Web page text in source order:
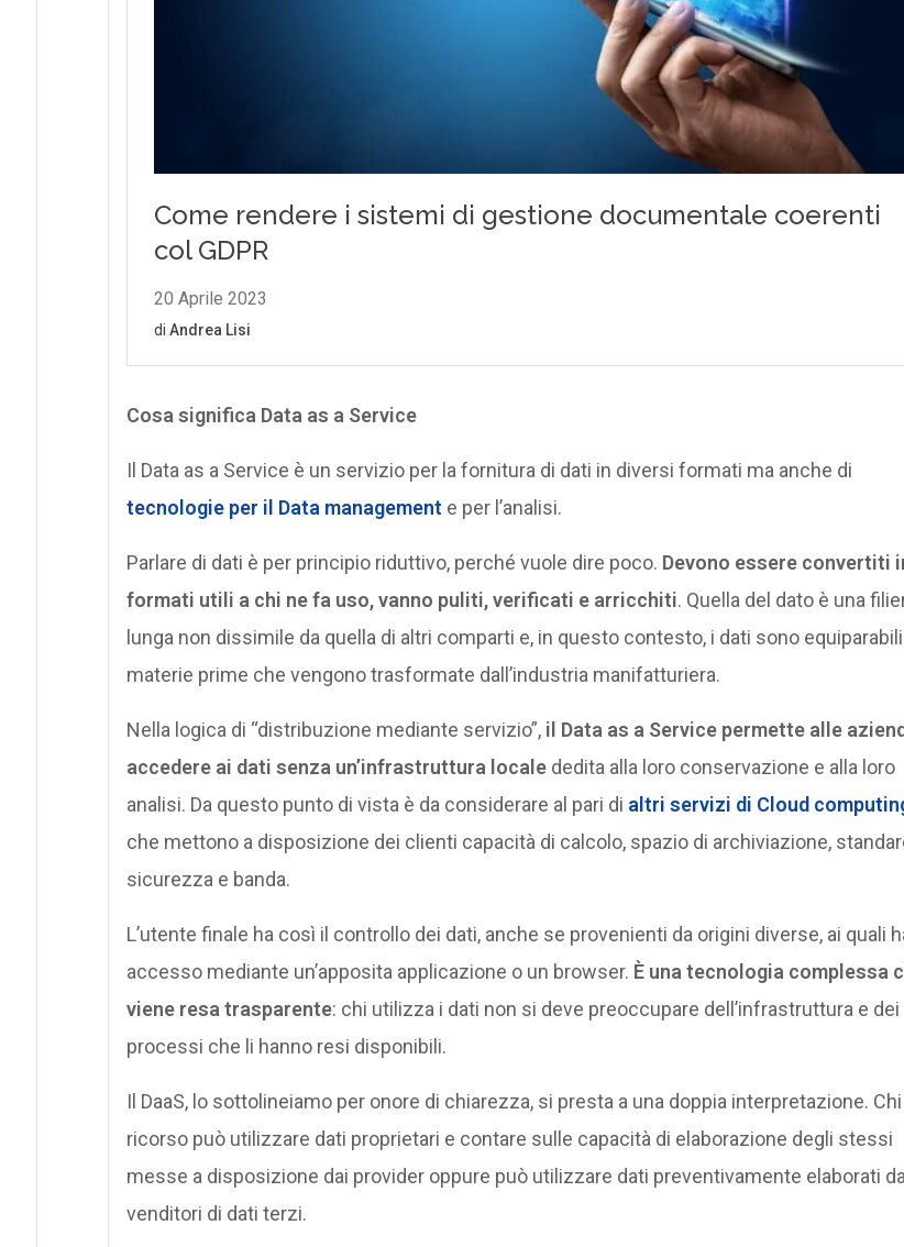
Cosa significa Data as a Service
Il Data as a Service è un servizio per la fornitura di dati in diversi formati ma anche di
tecnologie per il Data management e per l’analisi.
Parlare di dati è per principio riduttivo, perché vuole dire poco. Devono essere convertiti
formati utili a chi ne fa uso, vanno puliti, verificati e arricchiti. Quella del dato è una
lunga non dissimile da quella di altri comparti e, in questo contesto, i dati sono
materie prime che vengono trasformate dall’industria manifatturiera.
Nella logica di “distribuzione mediante servizio”, il Data as a Service permette alle
accedere ai dati senza un’infrastruttura locale dedita alla loro conservazione e alla loro
analisi. Da questo punto di vista è da considerare al pari di altri servizi di Cloud
che mettono a disposizione dei clienti capacità di calcolo, spazio di archiviazione,
sicurezza e banda.
L’utente finale ha così il controllo dei dati, anche se provenienti da origini diverse, ai quali
accesso mediante un’apposita applicazione o un browser. È una tecnologia complessa
viene resa trasparente: chi utilizza i dati non si deve preoccupare dell’infrastruttura e dei
processi che li hanno resi disponibili.
Il DaaS, lo sottolineiamo per onore di chiarezza, si presta a una doppia interpretazione.
ricorso può utilizzare dati proprietari e contare sulle capacità di elaborazione degli stessi
messe a disposizione dai provider oppure può utilizzare dati preventivamente elaborati da
venditori di dati terzi.